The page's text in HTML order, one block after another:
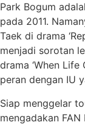
Park Bogum
pada 2011.
Taek di drama
menjadi sorotan
drama ‘When Life
peran dengan IU
Siap menggelar
mengadakan FAN